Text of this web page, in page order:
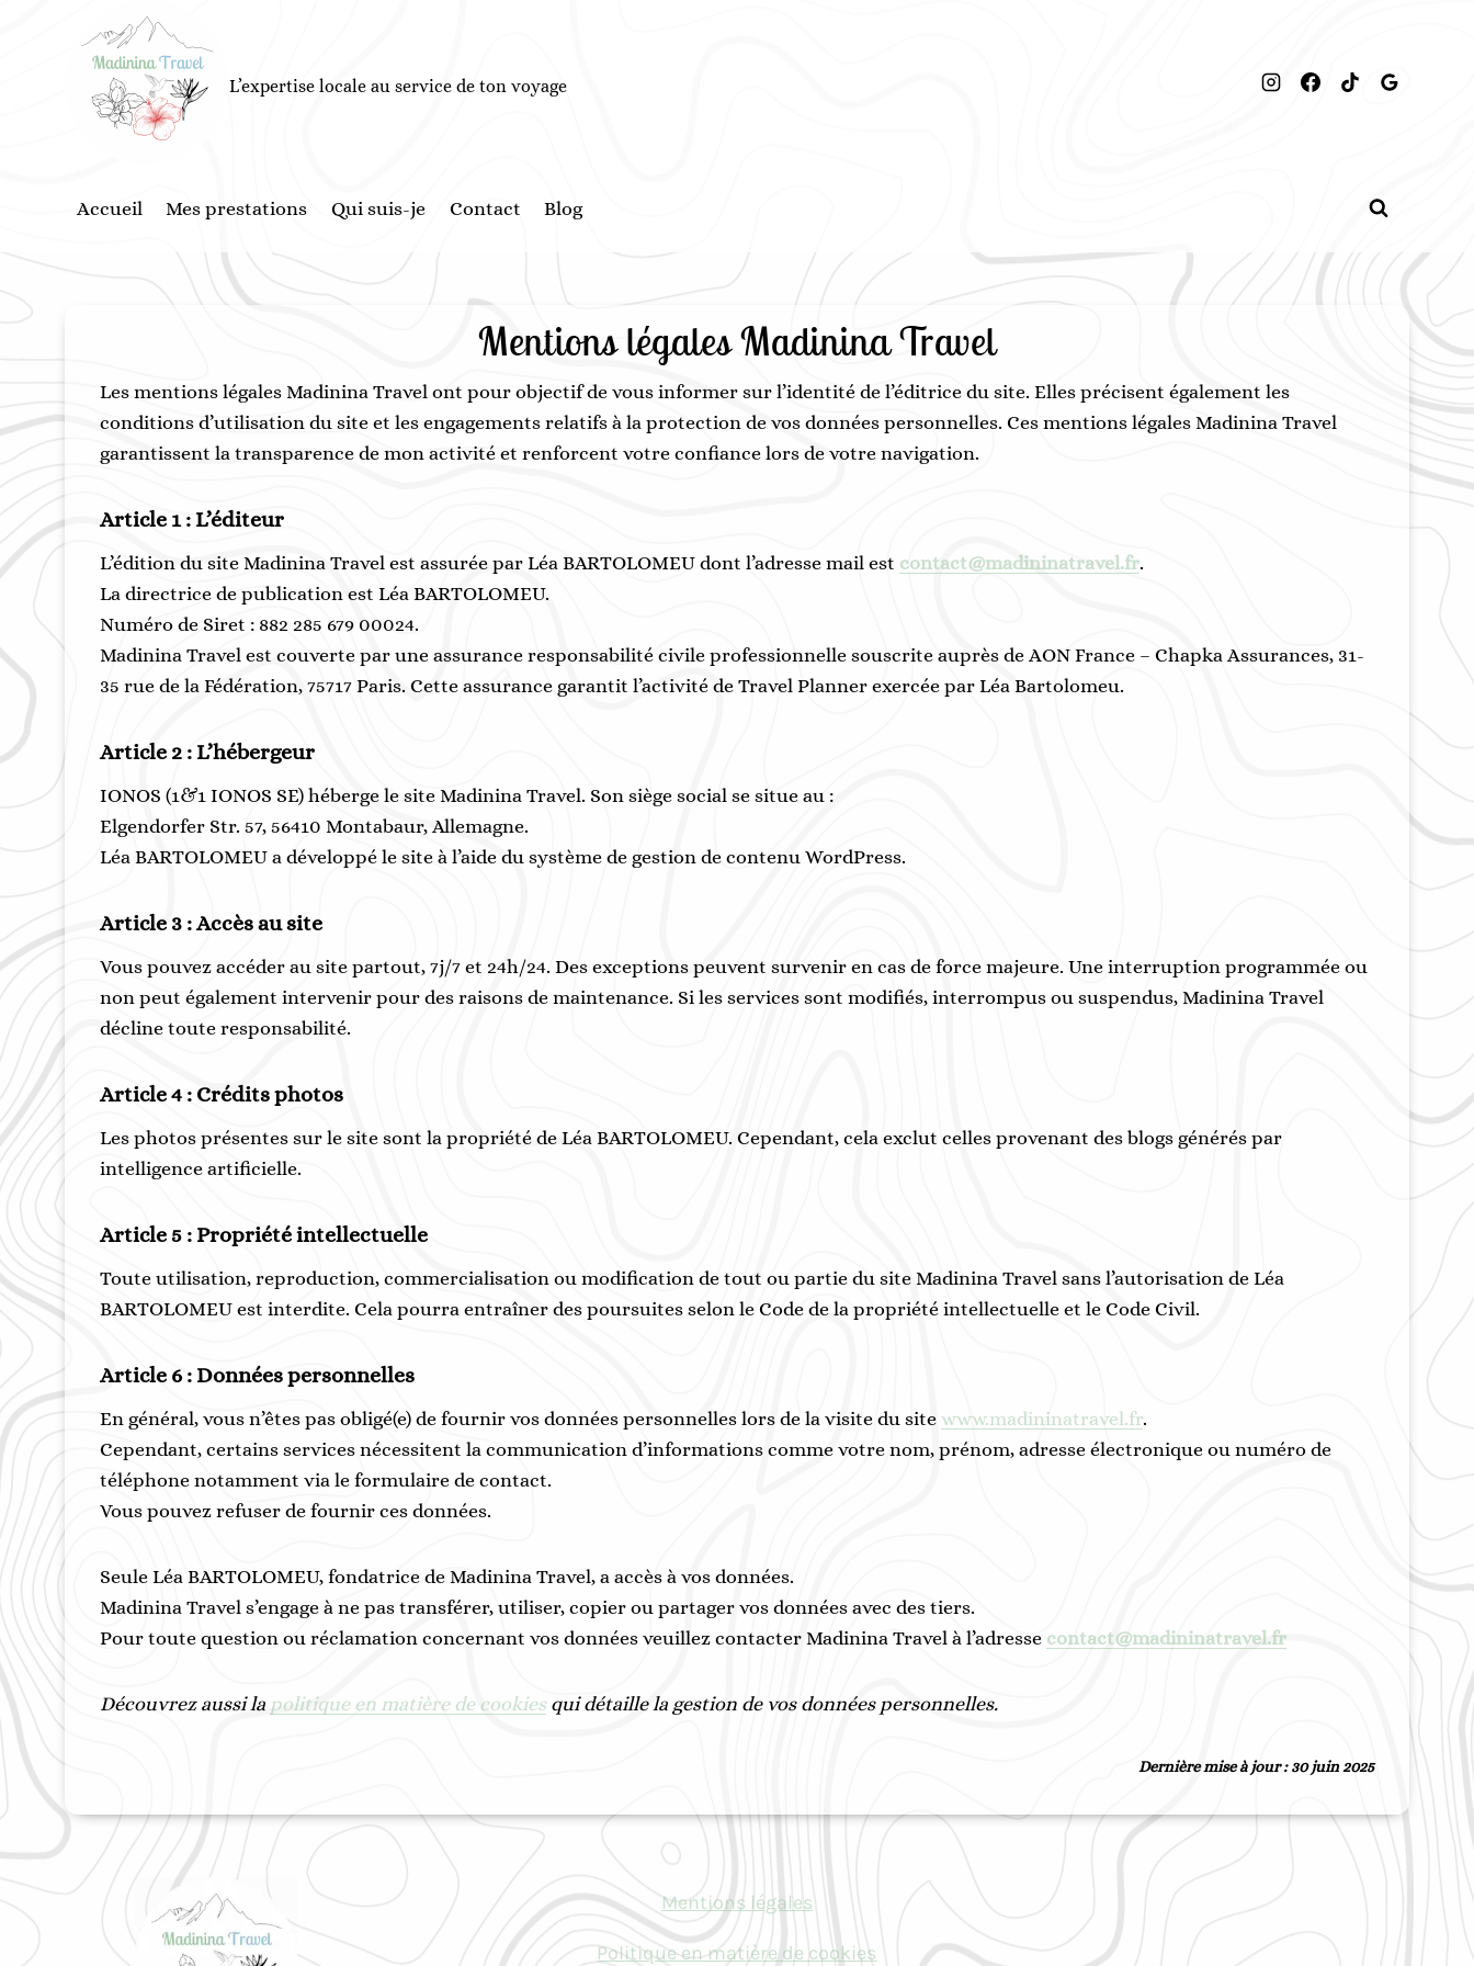
L’expertise locale au service de ton voyage
Accueil Mes prestations Qui suis-je Contact Blog
Mentions légales Madinina Travel
Les mentions légales Madinina Travel ont pour objectif de vous informer sur l’identité de l’éditrice du site. Elles précisent également les
conditions d’utilisation du site et les engagements relatifs à la protection de vos données personnelles. Ces mentions légales Madinina Travel
garantissent la transparence de mon activité et renforcent votre confiance lors de votre navigation.
Article 1 : L’éditeur
L’édition du site Madinina Travel est assurée par Léa BARTOLOMEU dont l’adresse mail est contact@madininatravel.fr.
La directrice de publication est Léa BARTOLOMEU.
Numéro de Siret : 882 285 679 00024.
Madinina Travel est couverte par une assurance responsabilité civile professionnelle souscrite auprès de AON France – Chapka Assurances, 31-
35 rue de la Fédération, 75717 Paris. Cette assurance garantit l’activité de Travel Planner exercée par Léa Bartolomeu.
Article 2 : L’hébergeur
IONOS (1&1 IONOS SE) héberge le site Madinina Travel. Son siège social se situe au :
Elgendorfer Str. 57, 56410 Montabaur, Allemagne.
Léa BARTOLOMEU a développé le site à l’aide du système de gestion de contenu WordPress.
Article 3 : Accès au site
Vous pouvez accéder au site partout, 7j/7 et 24h/24. Des exceptions peuvent survenir en cas de force majeure. Une interruption programmée ou
non peut également intervenir pour des raisons de maintenance. Si les services sont modifiés, interrompus ou suspendus, Madinina Travel
décline toute responsabilité.
Article 4 : Crédits photos
Les photos présentes sur le site sont la propriété de Léa BARTOLOMEU. Cependant, cela exclut celles provenant des blogs générés par
intelligence artificielle.
Article 5 : Propriété intellectuelle
Toute utilisation, reproduction, commercialisation ou modification de tout ou partie du site Madinina Travel sans l’autorisation de Léa
BARTOLOMEU est interdite. Cela pourra entraîner des poursuites selon le Code de la propriété intellectuelle et le Code Civil.
Article 6 : Données personnelles
En général, vous n’êtes pas obligé(e) de fournir vos données personnelles lors de la visite du site www.madininatravel.fr.
Cependant, certains services nécessitent la communication d’informations comme votre nom, prénom, adresse électronique ou numéro de
téléphone notamment via le formulaire de contact.
Vous pouvez refuser de fournir ces données.
Seule Léa BARTOLOMEU, fondatrice de Madinina Travel, a accès à vos données.
Madinina Travel s’engage à ne pas transférer, utiliser, copier ou partager vos données avec des tiers.
Pour toute question ou réclamation concernant vos données veuillez contacter Madinina Travel à l’adresse contact@madininatravel.fr
Découvrez aussi la politique en matière de cookies qui détaille la gestion de vos données personnelles.
Dernière mise à jour : 30 juin 2025
Mentions légales
Politique en matière de cookies